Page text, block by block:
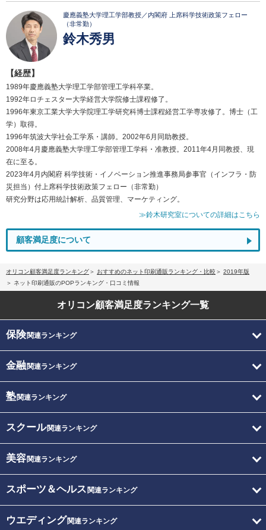
慶應義塾大学理工学部教授／内閣府 上席科学技術政策フェロー
（非常勤）
鈴木秀男
【経歴】
1989年慶應義塾大学理工学部管理工学科卒業。
1992年ロチェスター大学経営大学院修士課程修了。
1996年東京工業大学大学院理工学研究科博士課程経営工学専攻修了。博士（工
学）取得。
1996年筑波大学社会工学系・講師。2002年6月同助教授。
2008年4月慶應義塾大学理工学部管理工学科・准教授。2011年4月同教授、現
在に至る。
2023年4月内閣府 科学技術・イノベーション推進事務局参事官（インフラ・防
災担当）付上席科学技術政策フェロー（非常勤）
研究分野は応用統計解析、品質管理、マーケティング。
≫鈴木研究室についての詳細はこちら
顧客満足度について
オリコン顧客満足度ランキング おすすめのネット印刷通販ランキング・比較
2019年版
ネット印刷通販のPOPランキング・口コミ情報
オリコン顧客満足度ランキング一覧
保険関連ランキング
金融関連ランキング
塾関連ランキング
スクール関連ランキング
美容関連ランキング
スポーツ＆ヘルス 関連ランキング
ウエディング関連ランキング